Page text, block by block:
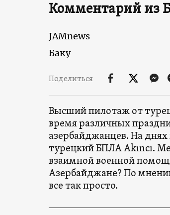
Комментарий из
JAMnews
Баку
Поделиться
Высший пилотаж от
время различных
азербайджанцев. На
турецкий БПЛА Akıncı.
взаимной военной
Азербайджане? По
все так просто.